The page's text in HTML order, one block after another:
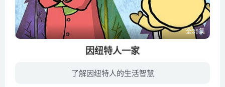
全35集
因纽特人一家
了解因纽特人的生活智慧